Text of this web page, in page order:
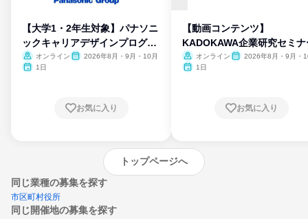
【大学1・2年生対象】パナソニ
ックキャリアデザインプログラ
ム
オンライン
2026年8月・9月・10月
1日
お気に入り
【動画コンテンツ】
KADOKAWA企業研究セミナ
オンライン
2026年8月・9月・
1日
お気に入り
トップページへ
同じ業種の募集を探す
市区町村役所
同じ開催地の募集を探す